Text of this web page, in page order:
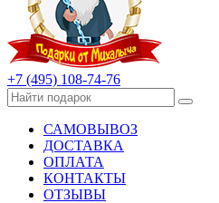
+7 (495) 108-74-76
САМОВЫВОЗ
ДОСТАВКА
ОПЛАТА
КОНТАКТЫ
ОТЗЫВЫ